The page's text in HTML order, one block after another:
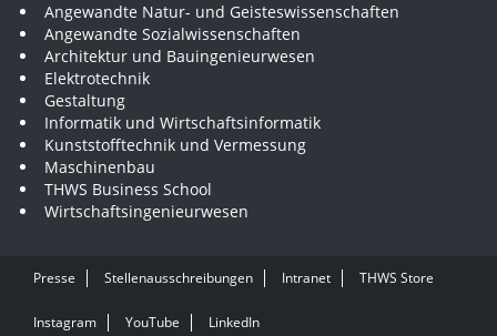
Angewandte Natur- und Geisteswissenschaften
Angewandte Sozialwissenschaften
Architektur und Bauingenieurwesen
Elektrotechnik
Gestaltung
Informatik und Wirtschaftsinformatik
Kunststofftechnik und Vermessung
Maschinenbau
THWS Business School
Wirtschaftsingenieurwesen
Presse Stellenausschreibungen Intranet THWS Store
Instagram YouTube LinkedIn